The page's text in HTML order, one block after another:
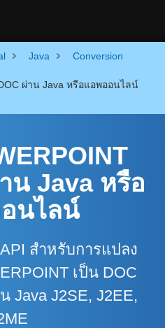
Java Conversion
ผ่าน Java หรือแอพออนไลน์
น Java หรือ
นไลน์
สำหรับการแปลง
เป็น DOC
Java J2SE, J2EE,